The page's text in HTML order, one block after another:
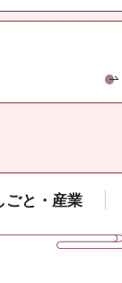
ごと・産業